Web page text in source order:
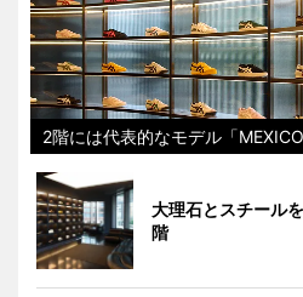
2階には代表的なモデル「
大理石とスチール
階